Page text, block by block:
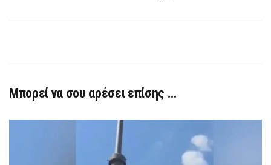
Μπορεί να σου αρέσει επίσης …